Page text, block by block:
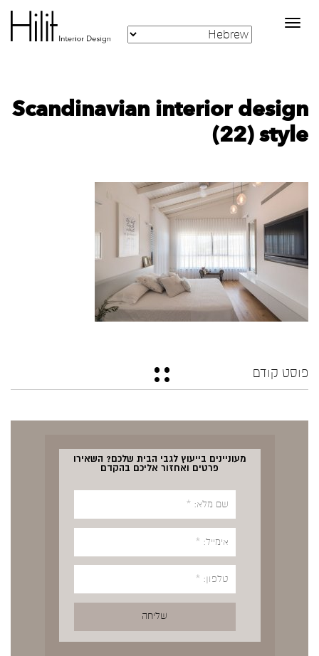
Toggle
navigation
‪Scandinavian interior design
style‬‏ (22)
פוסט קודם
מעוניינים בייעוץ לגבי הבית שלכם? השאירו
פרטים ואחזור אליכם בהקדם